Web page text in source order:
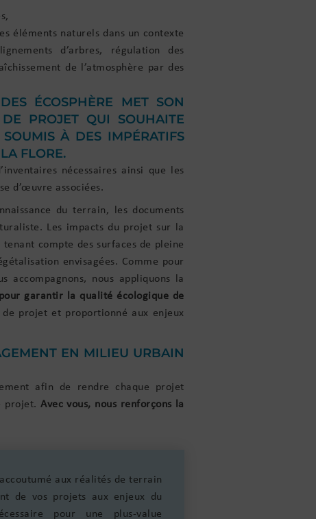
éléments naturels dans un contexte
d’arbres, régulation des
de l’atmosphère par des
ÉCOSPHÈRE MET SON
PROJET QUI SOUHAITE
À DES IMPÉRATIFS
FLORE.
nécessaires ainsi que les
d’œuvre associées.
du terrain, les documents
Les impacts du projet sur la
compte des surfaces de pleine
envisagées. Comme pour
accompagnons, nous appliquons la
pour garantir la qualité écologique de
projet et proportionné aux enjeux
EN MILIEU URBAIN
afin de rendre chaque projet
projet. Avec vous, nous renforçons la
accoutumé aux réalités de terrain
de vos projets aux enjeux du
pour une plus-value